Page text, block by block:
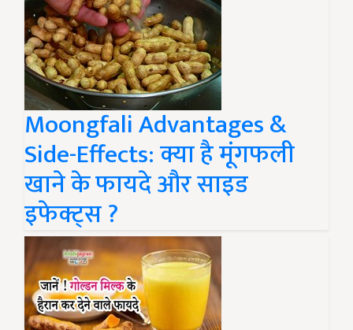
Moongfali Advantages &
Side-Effects: क्या है मूंगफली
खाने के फायदे और साइड
इफेक्ट्स ?